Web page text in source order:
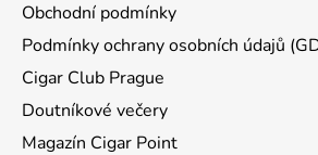
Obchodní podmínky
Podmínky ochrany osobních údajů
Cigar Club Prague
Doutníkové večery
Magazín Cigar Point